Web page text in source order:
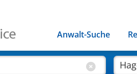
Anwalt-Suche